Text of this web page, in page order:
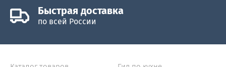
Быстрая доставка
по всей России